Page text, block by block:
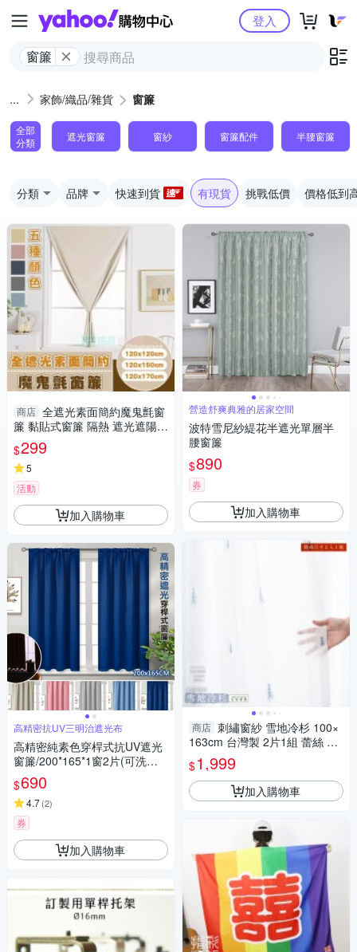
Yahoo購物中心
窗簾
登入
家飾/織品/雜貨 窗簾
全部
分類
遮光窗簾 窗紗 窗簾配件 半腰窗簾
分類 品牌 快速到貨 有現貨 挑戰低價 價格低到
商店 全遮光素面簡約魔鬼氈窗
簾 黏貼式窗簾 隔熱 遮光遮陽
窗簾布 門簾 不透光
$299
5
活動
加入購物車
高精密抗UV三明治遮光布
高精密純素色穿桿式抗UV遮光
窗簾/200*165*1窗2片(可洗衣
機洗/窗簾/拉簾/風水簾/門簾)
$690
4.7(2)
券
加入購物車
營造舒爽典雅的居家空間
波特雪尼紗緹花半遮光單層半
腰窗簾
$890
券
加入購物車
商店 刺繡窗紗 雪地冷杉 100×
163cm 台灣製 2片1組 蕾絲 裙
襬 可水洗 半腰窗 藍色 白色 紗
簾 兩倍抓皺
$1,999
加入購物車